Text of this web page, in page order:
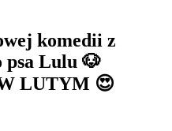
komedii z
psa Lulu 🐶
LUTYM 😍